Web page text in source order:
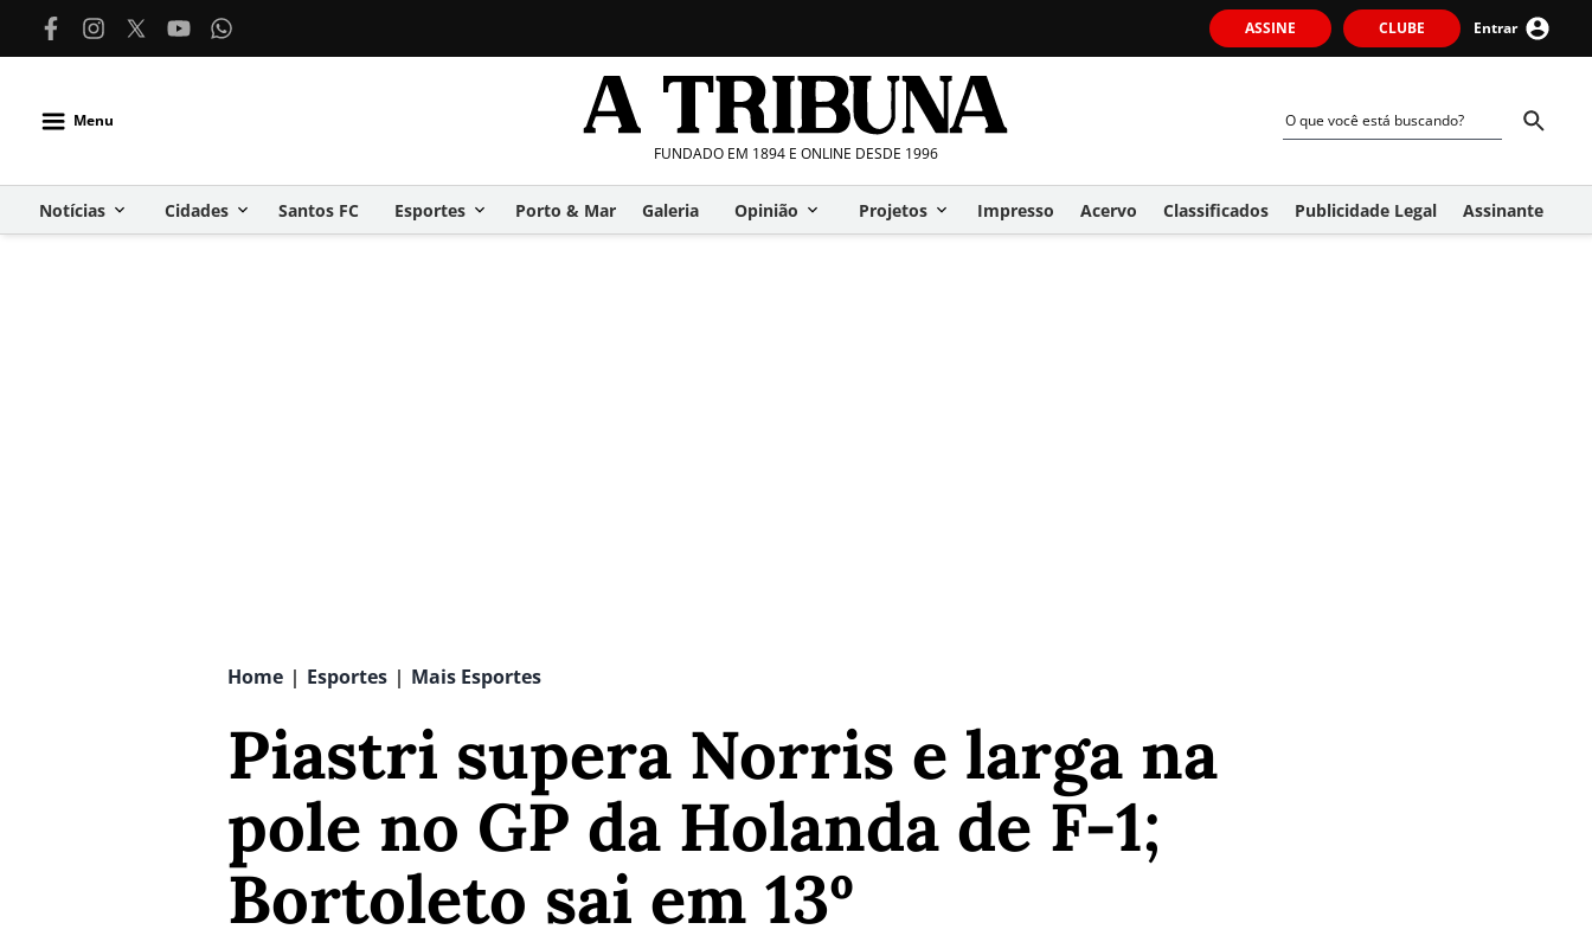
ASSINE CLUBE Entrar
Menu
FUNDADO EM 1894 E ONLINE DESDE 1996
Notícias Cidades Santos FC Esportes Porto & Mar Galeria Opinião Projetos Impresso Acervo Classificados Publicidade Legal Assinante
Home | Esportes | Mais Esportes
Piastri supera Norris e larga na
pole no GP da Holanda de F-1;
Bortoleto sai em 13º